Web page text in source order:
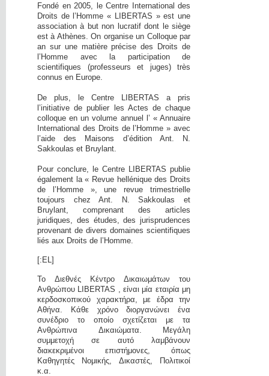
Fondé en 2005, le Centre International des
Droits de l’Homme « LIBERTAS » est une
association à but non lucratif dont le siège
est à Athènes. On organise un Colloque par
an sur une matière précise des Droits de
l’Homme avec la participation de
scientifiques (professeurs et juges) très
connus en Europe.
De plus, le Centre LIBERTAS a pris
l’initiative de publier les Actes de chaque
colloque en un volume annuel l’ « Annuaire
International des Droits de l’Homme » avec
l’aide des Maisons d’édition Ant. N.
Sakkoulas et Bruylant.
Pour conclure, le Centre LIBERTAS publie
également la « Revue hellénique des Droits
de l’Homme », une revue trimestrielle
toujours chez Ant. N. Sakkoulas et
Bruylant, comprenant des articles
juridiques, des études, des jurisprudences
provenant de divers domaines scientifiques
liés aux Droits de l’Homme.
[:EL]
Το Διεθνές Κέντρο Δικαιωμάτων του
Ανθρώπου LIBERTAS , είναι μία εταιρία μη
κερδοσκοπικού χαρακτήρα, με έδρα την
Αθήνα. Κάθε χρόνο διοργανώνει ένα
συνέδριο το οποίο σχετίζεται με τα
Ανθρώπινα Δικαιώματα. Μεγάλη
συμμετοχή σε αυτό λαμβάνουν
διακεκριμένοι επιστήμονες, όπως
Καθηγητές Νομικής, Δικαστές, Πολιτικοί
κ.α.